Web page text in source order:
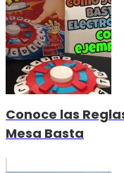
Conoce las
Mesa Basta